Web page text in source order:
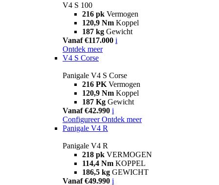
V4 S 100
216 pk Vermogen
120,9 Nm Koppel
187 kg Gewicht
Vanaf €117.000 i
Ontdek meer
V4 S Corse
Panigale V4 S Corse
216 PK Vermogen
120,9 Nm Koppel
187 Kg Gewicht
Vanaf €42.990 i
Configureer Ontdek meer
Panigale V4 R
Panigale V4 R
218 pk VERMOGEN
114,4 Nm KOPPEL
186,5 kg GEWICHT
Vanaf €49.990 i